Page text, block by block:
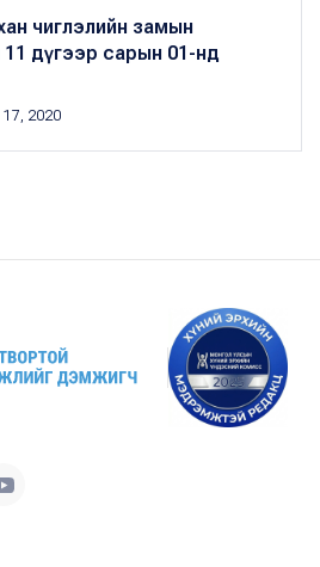
чиглэлийн замын
11 дүгээр сарын 01-нд
17, 2020